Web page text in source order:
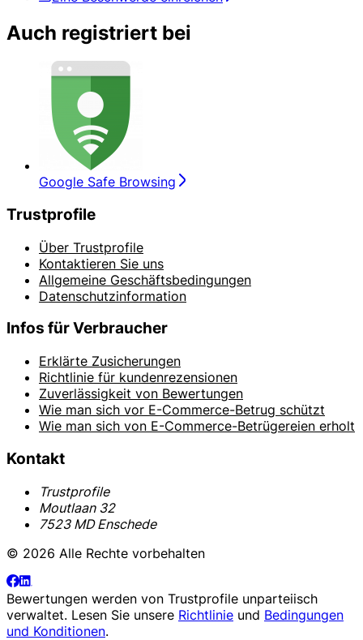
Auch registriert bei
Google Safe Browsing
Trustprofile
Über Trustprofile
Kontaktieren Sie uns
Allgemeine Geschäftsbedingungen
Datenschutzinformation
Infos für Verbraucher
Erklärte Zusicherungen
Richtlinie für kundenrezensionen
Zuverlässigkeit von Bewertungen
Wie man sich vor E-Commerce-Betrug schützt
Wie man sich von E-Commerce-Betrügereien erholt
Kontakt
Trustprofile
Moutlaan 32
7523 MD Enschede
© 2026 Alle Rechte vorbehalten
Bewertungen werden von Trustprofile unparteiisch
verwaltet. Lesen Sie unsere Richtlinie und Bedingungen
und Konditionen.